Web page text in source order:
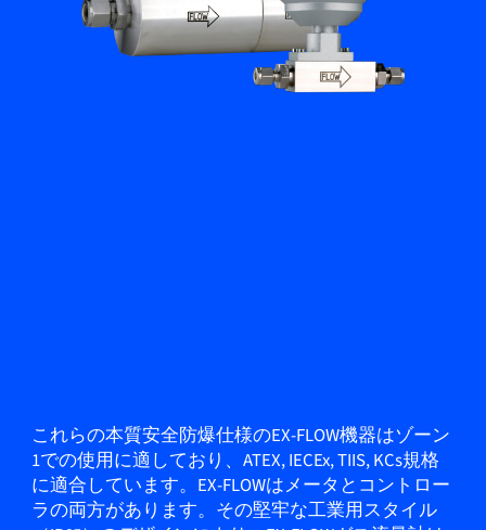
連絡を取る
これらの本質安全防爆仕様のEX-FLOW機器はゾーン
1での使用に適しており、ATEX, IECEx, TIIS, KCs規格
に適合しています。EX-FLOWはメータとコントロー
ラの両方があります。その堅牢な工業用スタイル